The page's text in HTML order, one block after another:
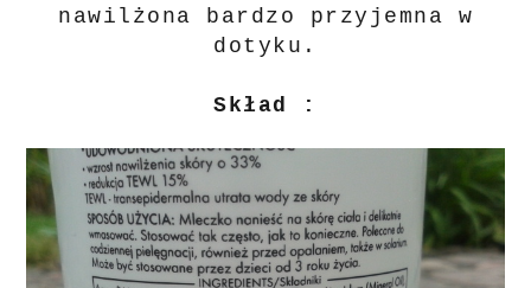
nawilżona bardzo przyjemna w
dotyku.
Skład :